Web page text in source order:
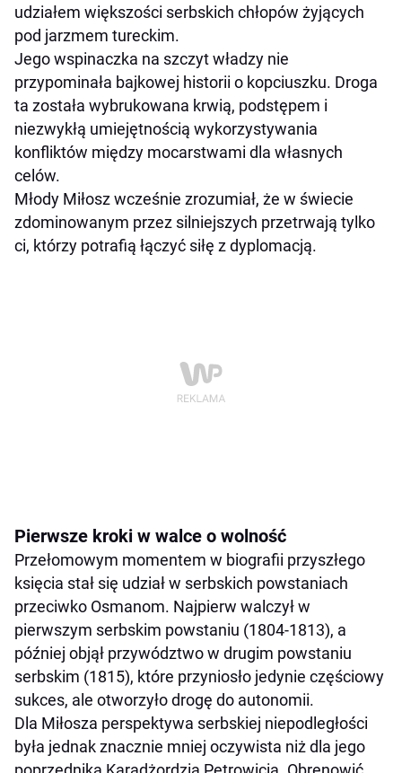
udziałem większości serbskich chłopów żyjących
pod jarzmem tureckim.
Jego wspinaczka na szczyt władzy nie
przypominała bajkowej historii o kopciuszku. Droga
ta została wybrukowana krwią, podstępem i
niezwykłą umiejętnością wykorzystywania
konfliktów między mocarstwami dla własnych
celów.
Młody Miłosz wcześnie zrozumiał, że w świecie
zdominowanym przez silniejszych przetrwają tylko
ci, którzy potrafią łączyć siłę z dyplomacją.
Pierwsze kroki w walce o wolność
Przełomowym momentem w biografii przyszłego
księcia stał się udział w serbskich powstaniach
przeciwko Osmanom. Najpierw walczył w
pierwszym serbskim powstaniu (1804-1813), a
później objął przywództwo w drugim powstaniu
serbskim (1815), które przyniosło jedynie częściowy
sukces, ale otworzyło drogę do autonomii.
Dla Miłosza perspektywa serbskiej niepodległości
była jednak znacznie mniej oczywista niż dla jego